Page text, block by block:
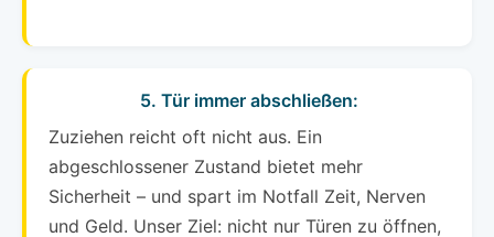
5. Tür immer abschließen:
Zuziehen reicht oft nicht aus. Ein
abgeschlossener Zustand bietet mehr
Sicherheit – und spart im Notfall Zeit, Nerven
und Geld. Unser Ziel: nicht nur Türen zu öffnen,